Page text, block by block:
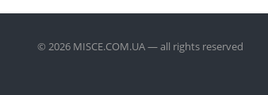
© 2026 MISCE.COM.UA — all rights reserved